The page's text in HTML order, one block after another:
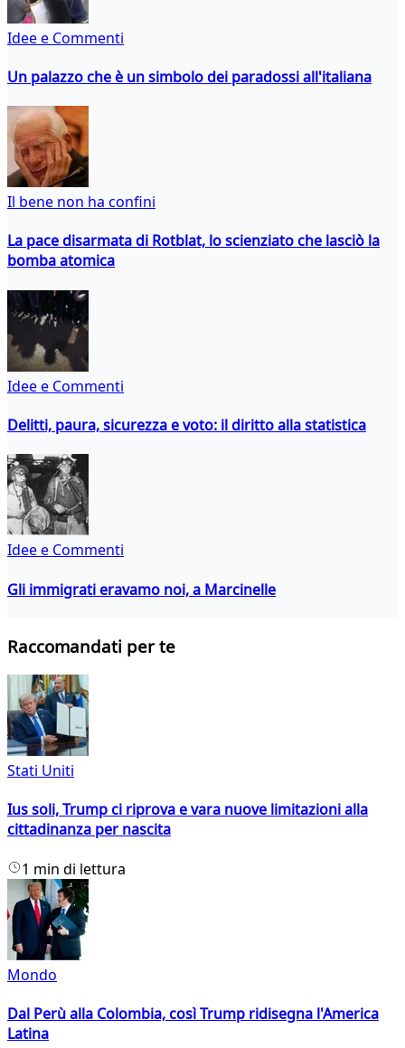
Idee e Commenti
Un palazzo che è un simbolo dei paradossi all'italiana
Il bene non ha confini
La pace disarmata di Rotblat, lo scienziato che lasciò la
bomba atomica
Idee e Commenti
Delitti, paura, sicurezza e voto: il diritto alla statistica
Idee e Commenti
Gli immigrati eravamo noi, a Marcinelle
Raccomandati per te
Stati Uniti
Ius soli, Trump ci riprova e vara nuove limitazioni alla
cittadinanza per nascita
1 min di lettura
Mondo
Dal Perù alla Colombia, così Trump ridisegna l'America
Latina